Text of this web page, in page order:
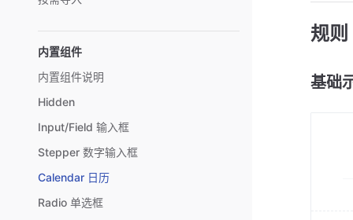
内置组件
内置组件说明
Hidden
Input/Field 输入框
Stepper 数字输入框
Calendar 日历
Radio 单选框
规则
基础